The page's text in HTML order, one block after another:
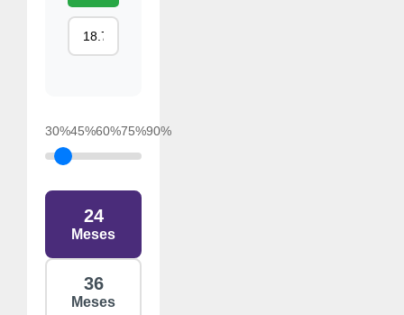
30%45%60%75%90%
24
Meses
36
Meses